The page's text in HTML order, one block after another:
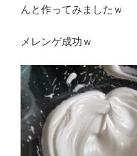
んと作ってみましたｗ
メレンゲ成功ｗ